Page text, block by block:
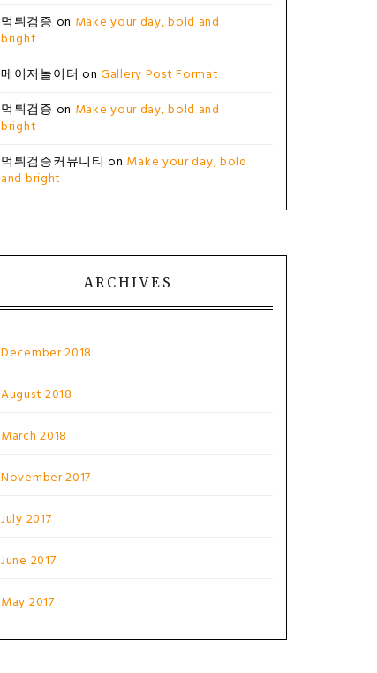
먹튀검증 on Make your day, bold and
bright
메이저놀이터 onGallery Post Format
먹튀검증 on Make your day, bold and
bright
먹튀검증커뮤니티 on Make your day, bold
and bright
ARCHIVES
December 2018
August 2018
March 2018
November 2017
July 2017
June 2017
May 2017